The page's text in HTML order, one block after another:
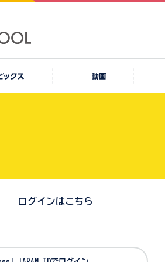
ログインはこちら